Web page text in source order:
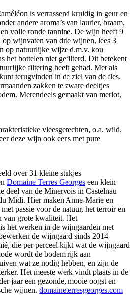
is verrassend kruidig in geur en
andere aroma’s van laurier, braam,
volle ronde tannine. De wijn heeft 9
op wijnvaten van drie wijnen, lees 3
op natuurlijke wijze d.m.v. kou
het bottelen niet gefilterd. Dit betekent
filtering heeft gehad. Met als
terugvinden in de ziel van de fles.
zakken te zware deeltjes
Merendeels gemaakt van merlot,
vleesgerechten, o.a. wild,
deze wijn ook eens met pure
over 31 kleine stukjes
Domaine Terres Georges een klein
deel van de Minervois in Castelnau
Midi. Hier maken Anne-Marie en
passie voor de natuur, het terroir en
van grote kwaliteit. Het
het werken in de wijngaarden met
de wijngaard sinds 2014
die per perceel kijkt wat de wijngaard
wordt de bodem rijk aan
wat ze nodig hebben, en zijn de
Het meeste werk vindt plaats in de
jaar een gezonde, mooie oogst en
wijnen. domaineterresgeorges.com